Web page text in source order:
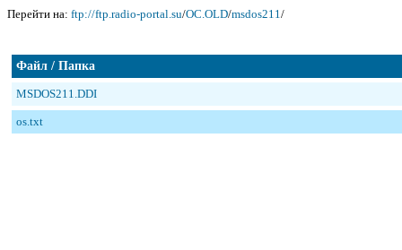
Перейти на: ftp://ftp.radio-portal.su/OC.OLD/msdos211/
Файл / Папка
MSDOS211.DDI
os.txt